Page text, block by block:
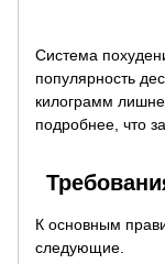
Система
популярность
килограмм
подробнее, что
К основным
следующие.